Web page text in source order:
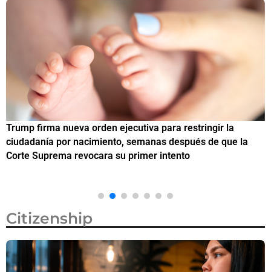
Trump firma nueva orden ejecutiva para restringir la
ciudadanía por nacimiento, semanas después de que la
Corte Suprema revocara su primer intento
Citizenship